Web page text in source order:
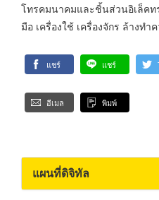
โทรคมนาคมและชิ้นส่วนอิเล็คท
มือ เครื่องใช้ เครื่องจักร ล้างท
แชร์ แชร์
อีเมล พิมพ์
แผนที่ดิจิทัล